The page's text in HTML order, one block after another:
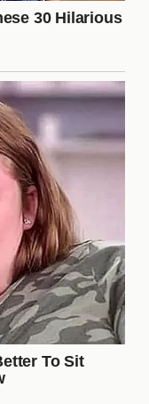
algunos de los
análisis, ya que
el programa.
joven
con la
y momentos
un público que
shows. Este
jóvenes se
vínculo que
en redes
donde los
su apoyo.
dentro